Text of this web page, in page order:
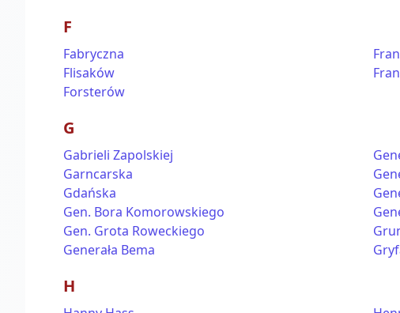
F
Fabryczna
Flisaków
Forsterów
G
Gabrieli Zapolskiej
Garncarska
Gdańska
Gen. Bora Komorowskiego
Gen. Grota Roweckiego
Generała Bema
H